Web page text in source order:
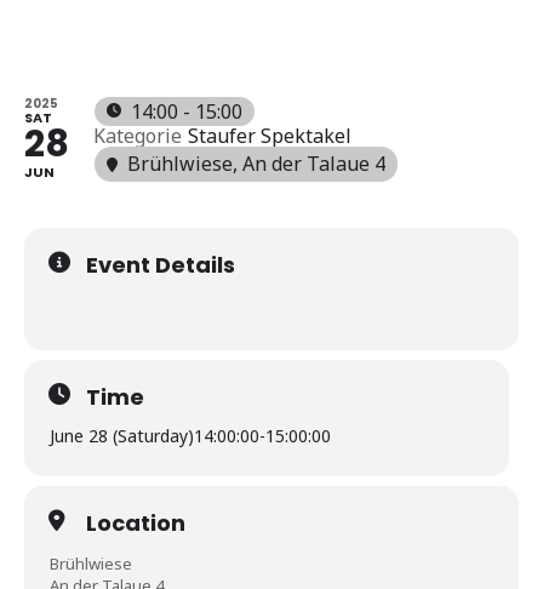
2025
SAT
28
JUN
14:00 - 15:00
Kategorie Staufer Spektakel
Brühlwiese, An der Talaue 4
Event Details
Time
June 28 (Saturday)14:00:00-15:00:00
Location
Brühlwiese